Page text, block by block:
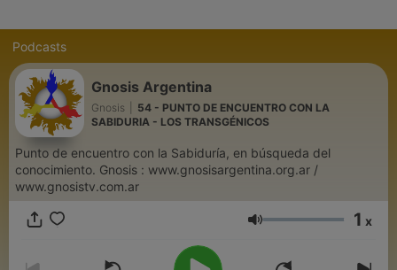
Podcasts
Gnosis Argentina
Gnosis
54 - PUNTO DE ENCUENTRO CON LA
SABIDURIA - LOS TRANSGÉNICOS
Punto de encuentro con la Sabiduría, en búsqueda del
conocimiento. Gnosis : www.gnosisargentina.org.ar /
www.gnosistv.com.ar
Volumen 1 x